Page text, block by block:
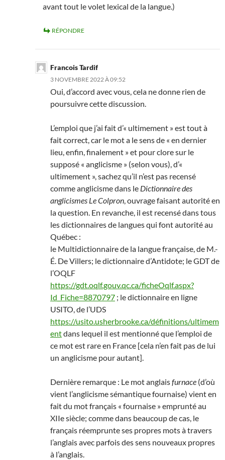
avant tout le volet lexical de la langue.)
RÉPONDRE
Francois Tardif
3 NOVEMBRE 2022 À 09:52
Oui, d’accord avec vous, cela ne donne rien de
poursuivre cette discussion.
L’emploi que j’ai fait d’« ultimement » est tout à
fait correct, car le mot a le sens de « en dernier
lieu, enfin, finalement » et pour clore sur le
supposé « anglicisme » (selon vous), d’«
ultimement », sachez qu’il n’est pas recensé
comme anglicisme dans le Dictionnaire des
anglicismes Le Colpron, ouvrage faisant autorité en
la question. En revanche, il est recensé dans tous
les dictionnaires de langues qui font autorité au
Québec :
le Multidictionnaire de la langue française, de M.-
É. De Villers; le dictionnaire d’Antidote; le GDT de
l’OQLF
https://gdt.oqlf.gouv.qc.ca/ficheOqlf.aspx?
Id_Fiche=8870797 ; le dictionnaire en ligne
USITO, de l’UDS
https://usito.usherbrooke.ca/définitions/ultimem
entdans lequel il est mentionné que l’emploi de
ce mot est rare en France [cela n’en fait pas de lui
un anglicisme pour autant].
Dernière remarque : Le mot anglaisfurnace (d’où
vient l’anglicisme sémantique fournaise) vient en
fait du mot français « fournaise » emprunté au
XIIe siècle; comme dans beaucoup de cas, le
français réemprunte ses propres mots à travers
l’anglais avec parfois des sens nouveaux propres
à l’anglais.